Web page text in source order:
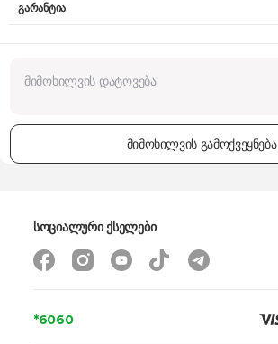
გარანტია
მიმოხილვის გამოქვეყნება
*6060
სოციალური ქსელები